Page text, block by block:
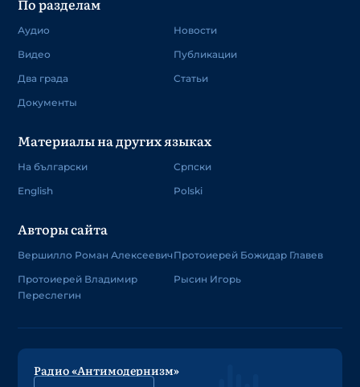
По разделам
Аудио
Видео
Два града
Документы
Новости
Публикации
Статьи
Материалы на других языках
На български
English
Српски
Polski
Авторы сайта
Вершилло Роман Алексеевич
Протоиерей Владимир
Переслегин
Протоиерей Божидар Главев
Рысин Игорь
Радио «Антимодернизм»